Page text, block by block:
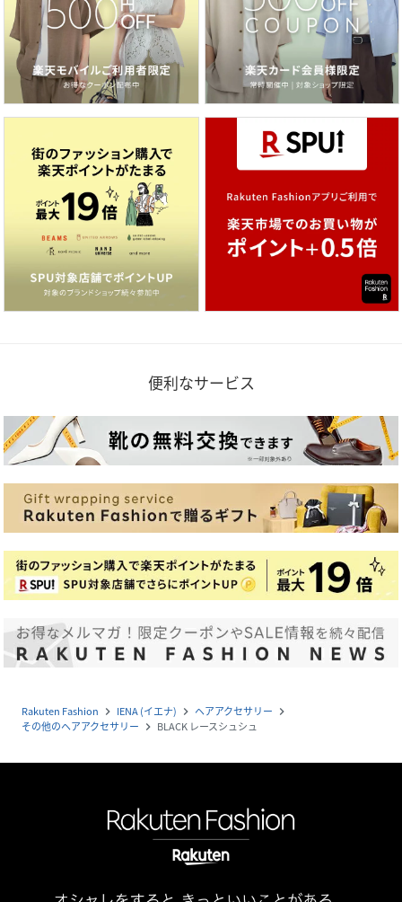
便利なサービス
Rakuten Fashion navigate_next IENA (イエナ) navigate_next ヘアアクセサリー navigate_next
その他のヘアアクセサリー navigate_next BLACK レースシュシュ